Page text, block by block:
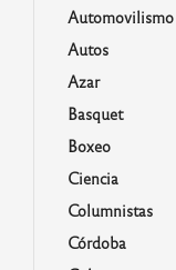
Automovilismo
Autos
Azar
Basquet
Boxeo
Ciencia
Columnistas
Córdoba